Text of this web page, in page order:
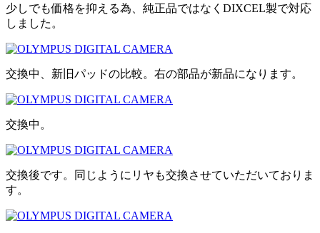
少しでも価格を抑える為、純正品ではなくDIXCEL製で対応
しました。
交換中、新旧パッドの比較。右の部品が新品になります。
交換中。
交換後です。同じようにリヤも交換させていただいておりま
す。